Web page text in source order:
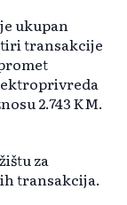
ukupan
transakcije
2.743 KM.
za
transakcija.